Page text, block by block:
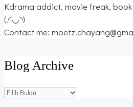
Kdrama addict, movie freak,
(.◜◡◝)
Contact me:
Blog Archive
Blog